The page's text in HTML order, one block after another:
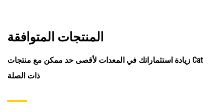
المنتجات المتوافقة
زيادة استثماراتك في المعدات لأقصى حد ممكن مع منتجات Cat
ذات الصلة